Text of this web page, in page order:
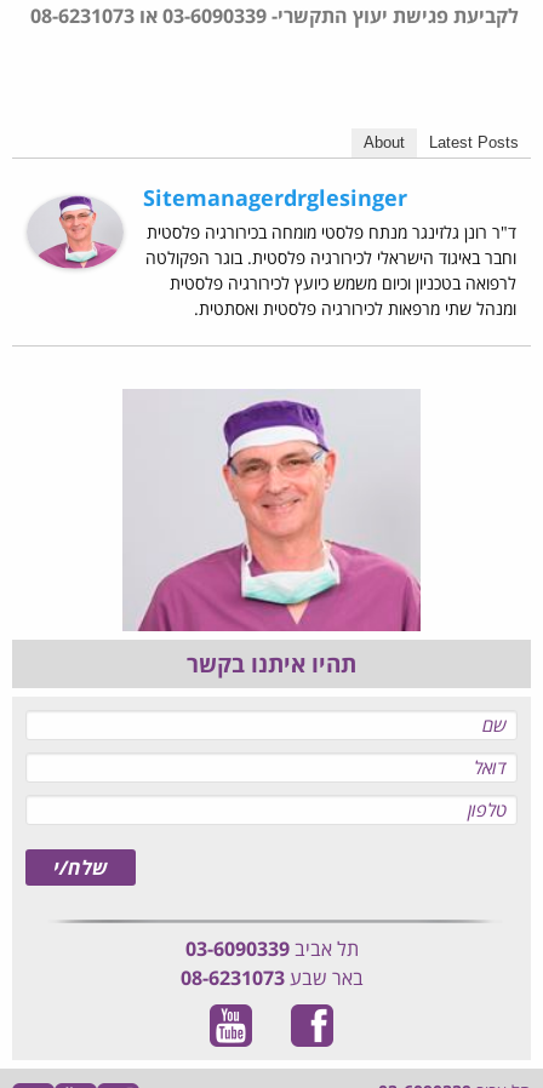
לקביעת פגישת יעוץ התקשרי- 03-6090339 או 08-6231073
About Latest Posts
Sitemanagerdrglesinger
ד"ר רונן גלזינגר מנתח פלסטי מומחה בכירורגיה פלסטית
וחבר באיגוד הישראלי לכירורגיה פלסטית. בוגר הפקולטה
לרפואה בטכניון וכיום משמש כיועץ לכירורגיה פלסטית
ומנהל שתי מרפאות לכירורגיה פלסטית ואסתטית.
תהיו איתנו בקשר
תל אביב03-6090339
באר שבע08-6231073